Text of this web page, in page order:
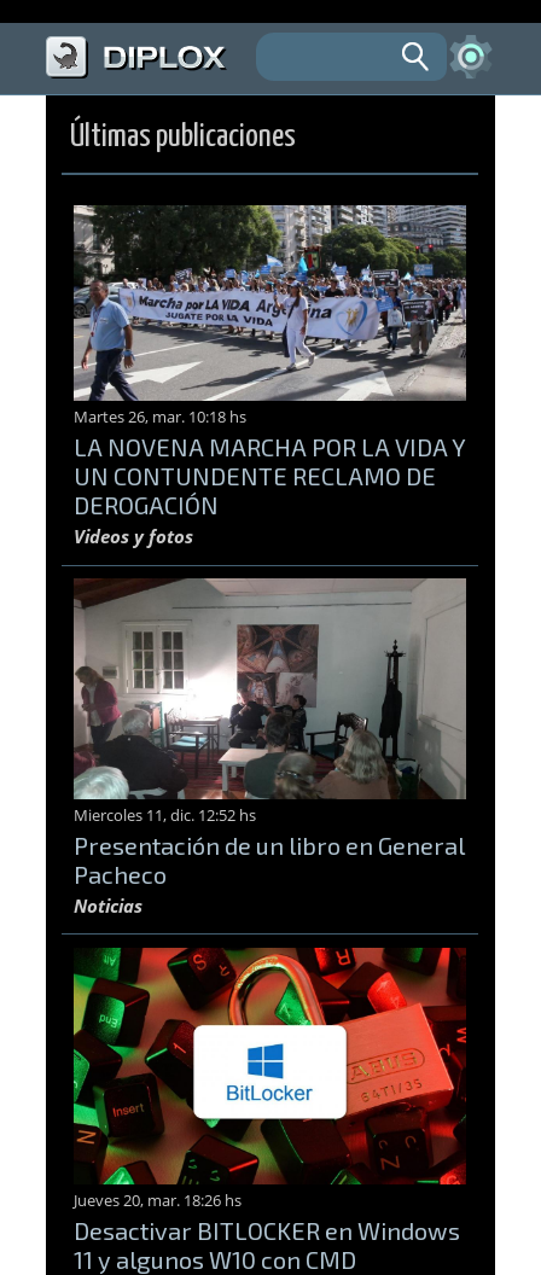
Últimas publicaciones
Martes 26, mar. 10:18 hs
LA NOVENA MARCHA POR LA VIDA Y
UN CONTUNDENTE RECLAMO DE
DEROGACIÓN
Videos y fotos
Miercoles 11, dic. 12:52 hs
Presentación de un libro en General
Pacheco
Noticias
Jueves 20, mar. 18:26 hs
Desactivar BITLOCKER en Windows
11 y algunos W10 con CMD